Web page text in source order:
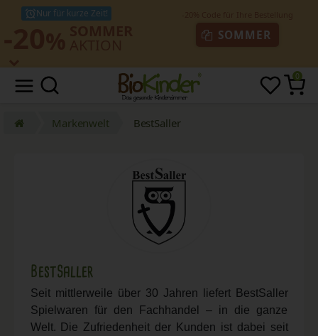
Nur für kurze Zeit!
SOMMER
0
Markenwelt BestSaller
BestSaller
Seit mittlerweile über 30 Jahren liefert BestSaller
Spielwaren für den Fachhandel – in die ganze
Welt. Die Zufriedenheit der Kunden ist dabei seit